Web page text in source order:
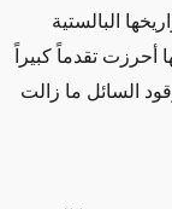
البالستية
أحرزت تقدماً كبيراً
السائل ما زالت